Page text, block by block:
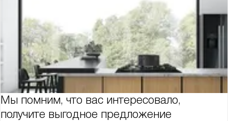
Мы помним, что вас интересовало,
получите выгодное предложение